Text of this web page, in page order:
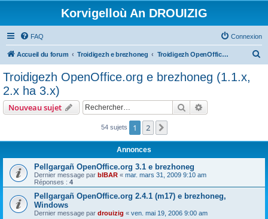
Korvigelloù An DROUIZIG
FAQ Connexion
Accueil du forum Troidigezh e brezhoneg Troidigezh OpenOffice.org e brezhoneg (1.1.x, 2.x ha 3.x)
c
Troidigezh OpenOffice.org e brezhoneg (1.1.x,
2.x ha 3.x)
Nouveau sujet Rechercher
54 sujets 1 2
Annonces
Pellgargañ OpenOffice.org 3.1 e brezhoneg
Dernier message par bIBAR « mar. mars 31, 2009 9:10 am
Réponses : 4
Pellgargañ OpenOffice.org 2.4.1 (m17) e brezhoneg,
Windows
Dernier message par drouizig « ven. mai 19, 2006 9:00 am